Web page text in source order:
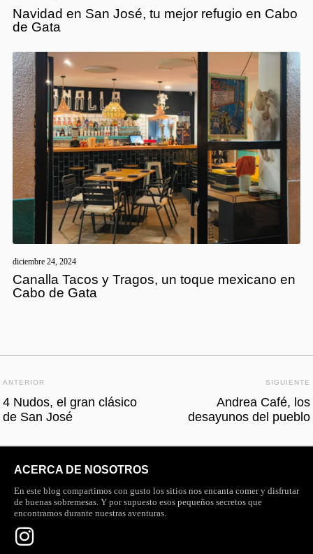
Navidad en San José, tu mejor refugio en Cabo
de Gata
diciembre 24, 2024
Canalla Tacos y Tragos, un toque mexicano en
Cabo de Gata
ANTERIOR
4 Nudos, el gran clásico
de San José
SIGUIENTE
Andrea Café, los
desayunos del pueblo
ACERCA DE NOSOTROS
En este blog compartimos con gusto los sitios nos encanta comer y disfrutar
de buenas sobremesas. Y por supuesto esos pequeños secretos que
encontramos durante nuestras aventuras.